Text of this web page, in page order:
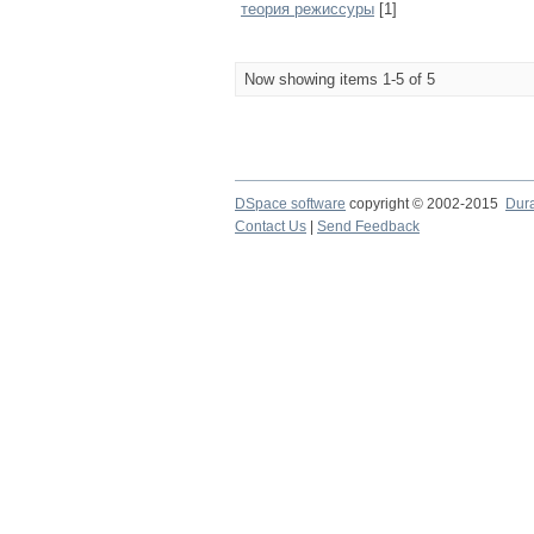
теория режиссуры [1]
Now showing items 1-5 of 5
DSpace software copyright © 2002-2015
Contact Us
Send Feedback